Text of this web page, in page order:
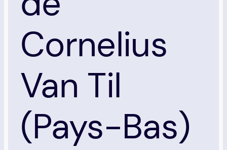
Cornelius
Van Til
(Pays-Bas)